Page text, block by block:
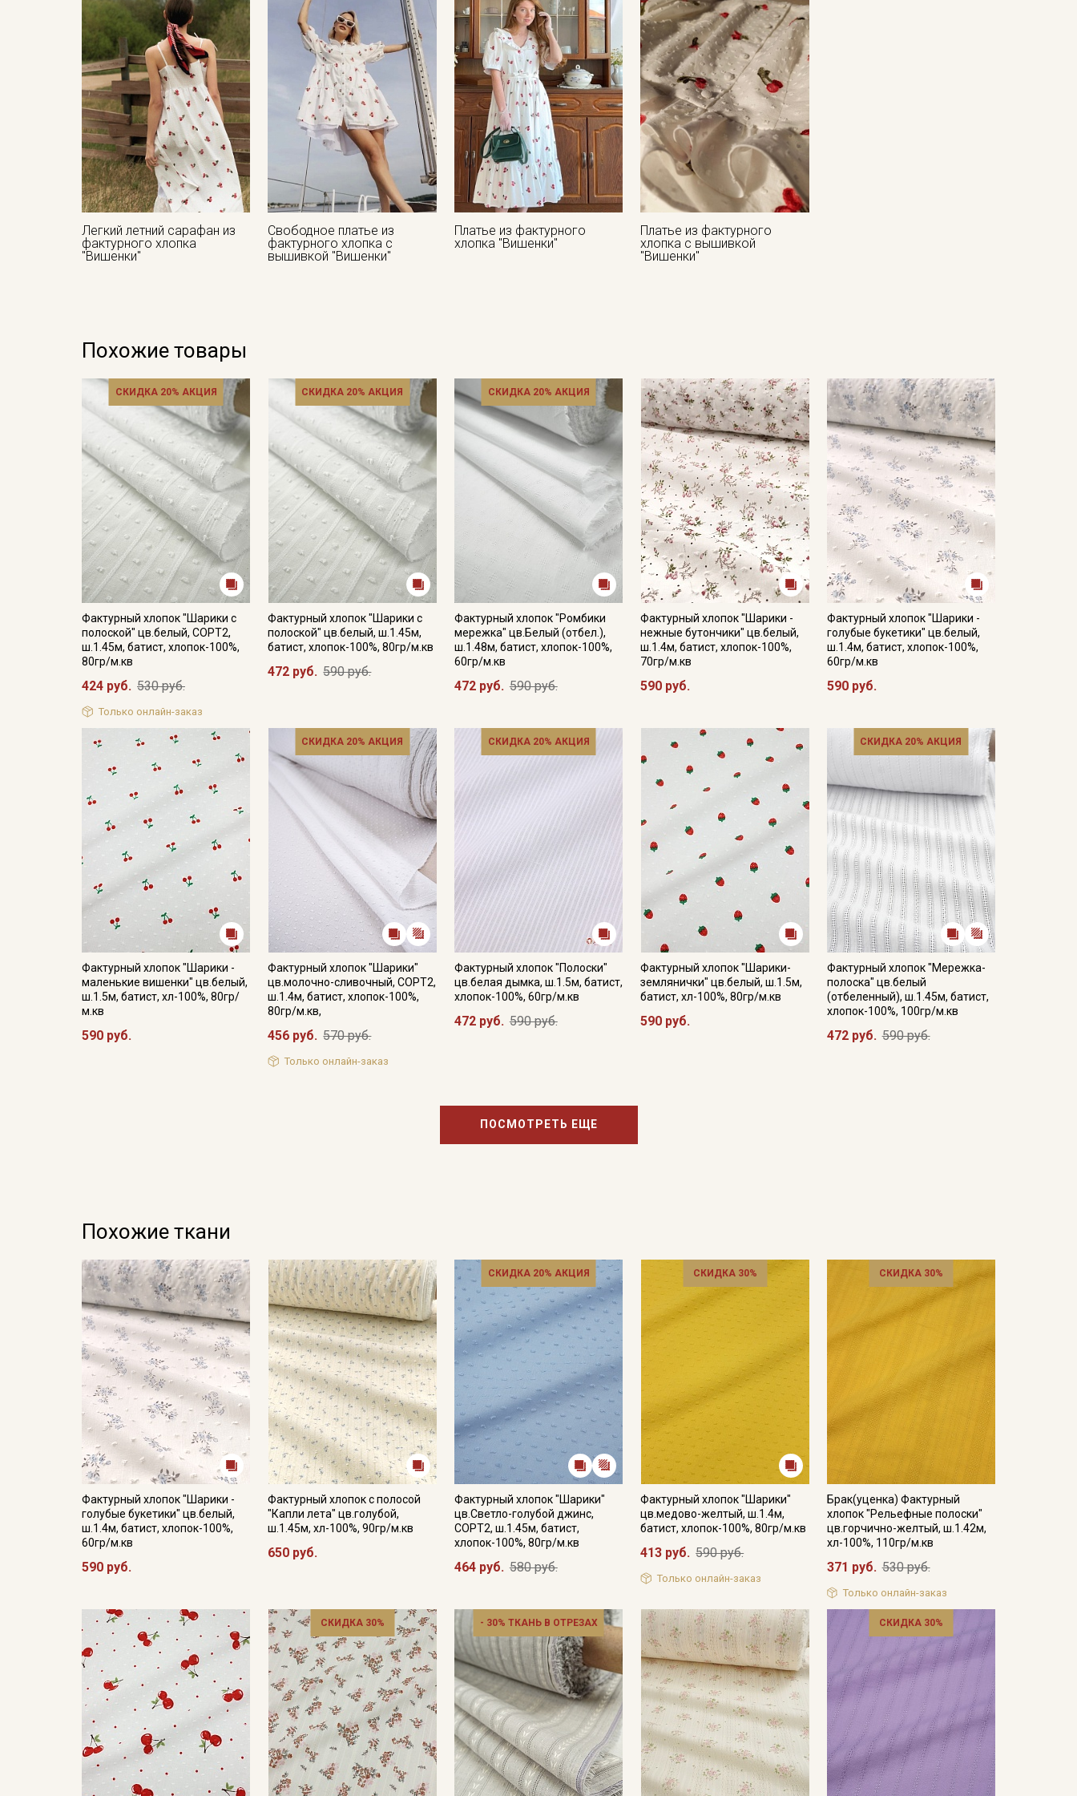
- гладить рекомендуется с изнаночной стороны.
Цветопередача может отличаться от оригинального цвета ткани в зависимости от настроек вашего монитора и
в зависимости от партии.
Легкий летний сарафан из
фактурного хлопка
"Вишенки"
Свободное платье из
фактурного хлопка с
вышивкой "Вишенки"
Платье из фактурного
хлопка "Вишенки"
Платье из фактурного
хлопка с вышивкой
"Вишенки"
Похожие товары
СКИДКА 20% АКЦИЯ
Фактурный хлопок "Шарики с
полоской" цв.белый, СОРТ2,
ш.1.45м, батист, хлопок-100%,
80гр/м.кв
424 руб. 530 руб.
Только онлайн-заказ
СКИДКА 20% АКЦИЯ
Фактурный хлопок "Шарики с
полоской" цв.белый, ш.1.45м,
батист, хлопок-100%, 80гр/м.кв
472 руб. 590 руб.
СКИДКА 20% АКЦИЯ
Фактурный хлопок "Ромбики
мережка" цв.Белый (отбел.),
ш.1.48м, батист, хлопок-100%,
60гр/м.кв
472 руб. 590 руб.
Фактурный хлопок "Шарики -
нежные бутончики" цв.белый,
ш.1.4м, батист, хлопок-100%,
70гр/м.кв
590 руб.
Фактурный хлопок "Шарики -
голубые букетики" цв.белый,
ш.1.4м, батист, хлопок-100%,
60гр/м.кв
590 руб.
Фактурный хлопок "Шарики -
маленькие вишенки" цв.белый,
ш.1.5м, батист, хл-100%, 80гр/
м.кв
590 руб.
СКИДКА 20% АКЦИЯ
Фактурный хлопок "Шарики"
цв.молочно-сливочный, СОРТ2,
ш.1.4м, батист, хлопок-100%,
80гр/м.кв,
456 руб. 570 руб.
Только онлайн-заказ
СКИДКА 20% АКЦИЯ
Фактурный хлопок "Полоски"
цв.белая дымка, ш.1.5м, батист,
хлопок-100%, 60гр/м.кв
472 руб. 590 руб.
Фактурный хлопок "Шарики-
землянички" цв.белый, ш.1.5м,
батист, хл-100%, 80гр/м.кв
590 руб.
СКИДКА 20% АКЦИЯ
Фактурный хлопок "Мережка-
полоска" цв.белый
(отбеленный), ш.1.45м, батист,
хлопок-100%, 100гр/м.кв
472 руб. 590 руб.
ПОСМОТРЕТЬ ЕЩЕ
Похожие ткани
Фактурный хлопок "Шарики -
голубые букетики" цв.белый,
ш.1.4м, батист, хлопок-100%,
60гр/м.кв
590 руб.
Фактурный хлопок с полосой
"Капли лета" цв.голубой,
ш.1.45м, хл-100%, 90гр/м.кв
650 руб.
СКИДКА 20% АКЦИЯ
Фактурный хлопок "Шарики"
цв.Светло-голубой джинс,
СОРТ2, ш.1.45м, батист,
хлопок-100%, 80гр/м.кв
464 руб. 580 руб.
СКИДКА 30%
Фактурный хлопок "Шарики"
цв.медово-желтый, ш.1.4м,
батист, хлопок-100%, 80гр/м.кв
413 руб. 590 руб.
Только онлайн-заказ
СКИДКА 30%
Брак(уценка) Фактурный
хлопок "Рельефные полоски"
цв.горчично-желтый, ш.1.42м,
хл-100%, 110гр/м.кв
371 руб. 530 руб.
Только онлайн-заказ
СКИДКА 30% - 30% ТКАНЬ В ОТРЕЗАХ СКИДКА 30%
Секретная рассылка от
Купава
Мы публикуем здесь дополнительные
промокоды и скидки до 30% на узкие
категории тканей
Электронная почта
Подписаться
Ознакомлен(а) с
Политикой обработки персональных
данных
Согласие на обработку персональных
данных
Даю
Согласие на получение рекламных и
информационных рассылок